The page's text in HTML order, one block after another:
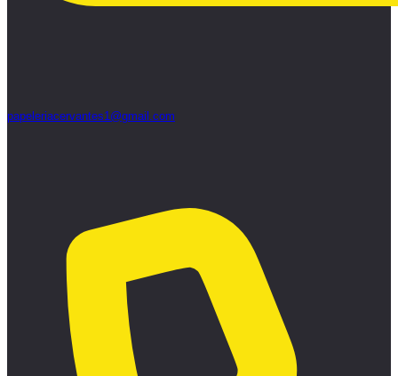
papeleriacervantes1@gmail.com